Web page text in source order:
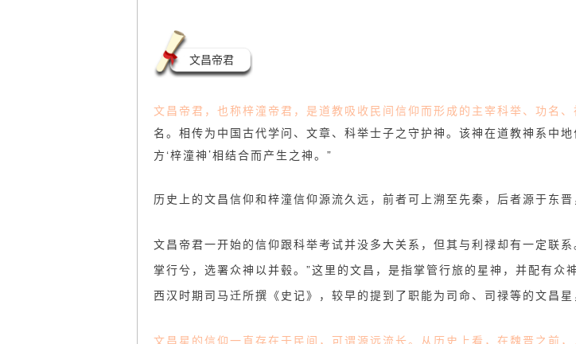
文昌帝君
文昌帝君，也称梓潼帝君，是道教吸收民间信仰而形成的主宰科举、功名、
名。相传为中国古代学问、文章、科举士子之守护神。该神在道教神系中
方‘梓潼神’相结合而产生之神。”
历史上的文昌信仰和梓潼信仰源流久远，前者可上溯至先秦，后者源于东
文昌帝君一开始的信仰跟科举考试并没多大关系，但其与利禄却有一定联
掌行兮，选署众神以并毂。”这里的文昌，是指掌管行旅的星神，并配有众
西汉时期司马迁所撰《史记》，较早的提到了职能为司命、司禄等的文昌
文昌星的信仰一直存在于民间，可谓源远流长。从历史上看，在魏晋之前，